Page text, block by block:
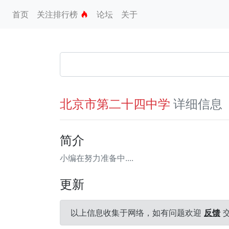
首页 关注排行榜 论坛 关于
北京市第二十四中学 详细信息
简介
小编在努力准备中....
更新
以上信息收集于网络，如有问题欢迎 反馈